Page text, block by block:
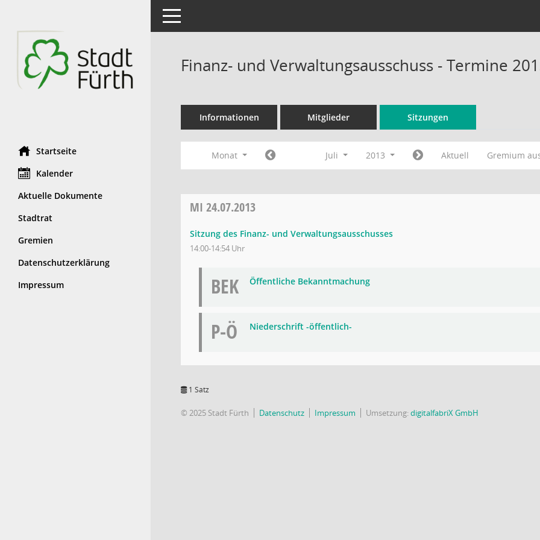
Startseite
Kalender
Aktuelle Dokumente
Stadtrat
Gremien
Datenschutzerklärung
Impressum
Toggle navigation
Finanz- und Verwaltungsausschuss - Termine
Informationen Mitglieder Sitzungen
Monat Juli 2013 Aktuell Gremium
MI 24.07.2013
Sitzung des Finanz- und Verwaltungsausschusses
14:00-14:54 Uhr
BEK Öffentliche Bekanntmachung
P-Ö Niederschrift -öffentlich-
1 Satz
© 2025 Stadt Fürth Datenschutz Impressum Umsetzung:digitalfabriX GmbH